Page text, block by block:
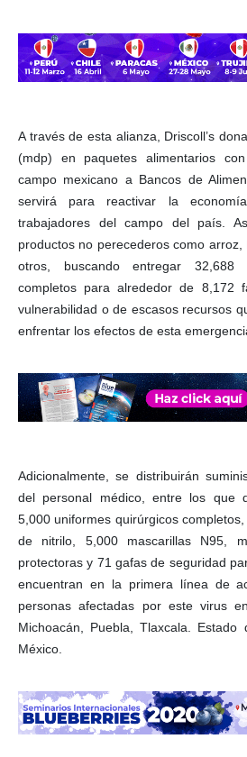
A través de esta alianza, Driscoll’s
(mdp) en paquetes alimentarios
campo mexicano a Bancos de
servirá para reactivar la
trabajadores del campo del país.
productos no perecederos como
otros, buscando entregar 32,688
completos para alrededor de 8,172
vulnerabilidad o de escasos recursos
enfrentar los efectos de esta
Adicionalmente, se distribuirán
del personal médico, entre los que
5,000 uniformes quirúrgicos
de nitrilo, 5,000 mascarillas N95,
protectoras y 71 gafas de seguridad
encuentran en la primera línea de
personas afectadas por este virus
Michoacán, Puebla, Tlaxcala.
México.